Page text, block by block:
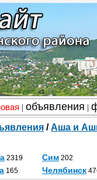
объявления
/Аша и
2319 Сим 202
165 Челябинск